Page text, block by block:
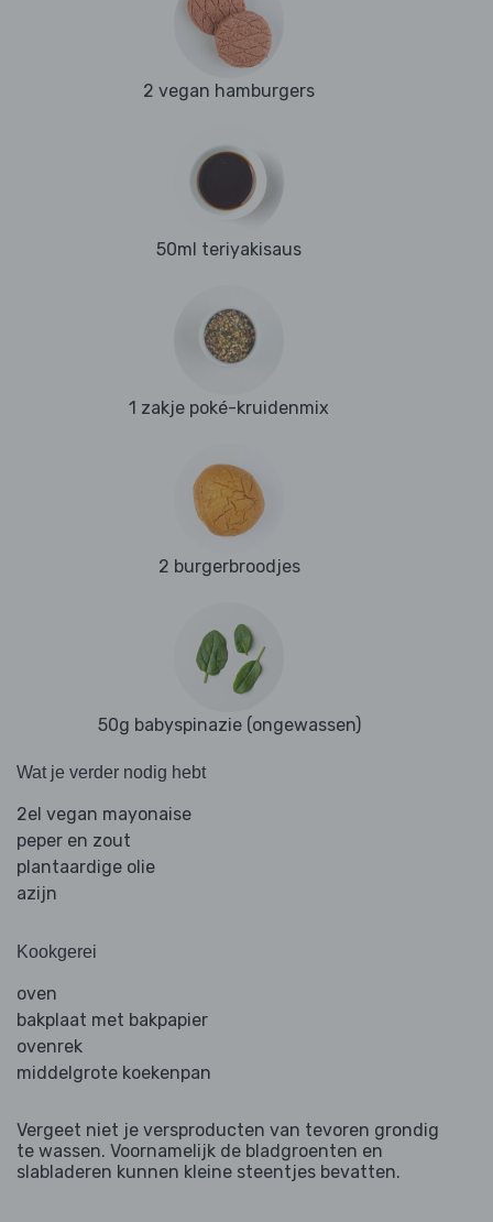
2 vegan hamburgers
50ml teriyakisaus
1 zakje poké-kruidenmix
2 burgerbroodjes
50g babyspinazie (ongewassen)
Wat je verder nodig hebt
2el vegan mayonaise
peper en zout
plantaardige olie
azijn
Kookgerei
oven
bakplaat met bakpapier
ovenrek
middelgrote koekenpan
Vergeet niet je versproducten van tevoren grondig
te wassen. Voornamelijk de bladgroenten en
slabladeren kunnen kleine steentjes bevatten.